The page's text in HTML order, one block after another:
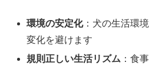
環境の安定化：犬の生活環
変化を避けます
規則正しい生活リズム ：食